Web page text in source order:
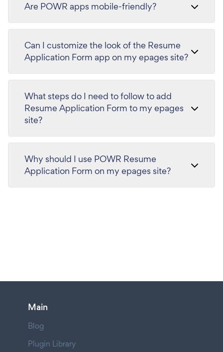
Are POWR apps mobile-friendly?
Can I customize the look of the Resume
Application Form app on my epages site?
What steps do I need to follow to add
Resume Application Form to my epages
site?
Why should I use POWR Resume
Application Form on my epages site?
Main
Blog
Plugin Library